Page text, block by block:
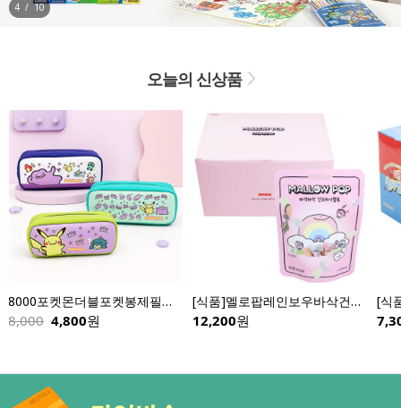
4 / 10
오늘의 신상품
8000포켓몬더블포켓봉제필통-낱개
8,000 4,800원
[식품]멜로팝레인보우바삭건조마시멜로(15gX12개입)
12,200원